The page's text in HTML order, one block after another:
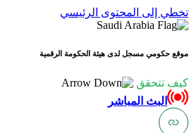
تخطي إلى المحتوى الرئيسي
موقع حكومي مسجل لدى هيئة الحكومة الرقمية
كيف تتحقق
البث المباشر